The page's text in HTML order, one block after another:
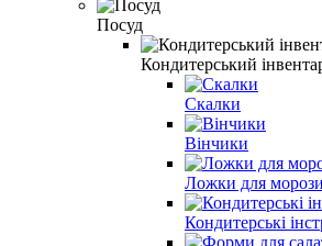
Посуд
Кондитерський
Скалки
Вінчики
Ложки для
Кондитерські